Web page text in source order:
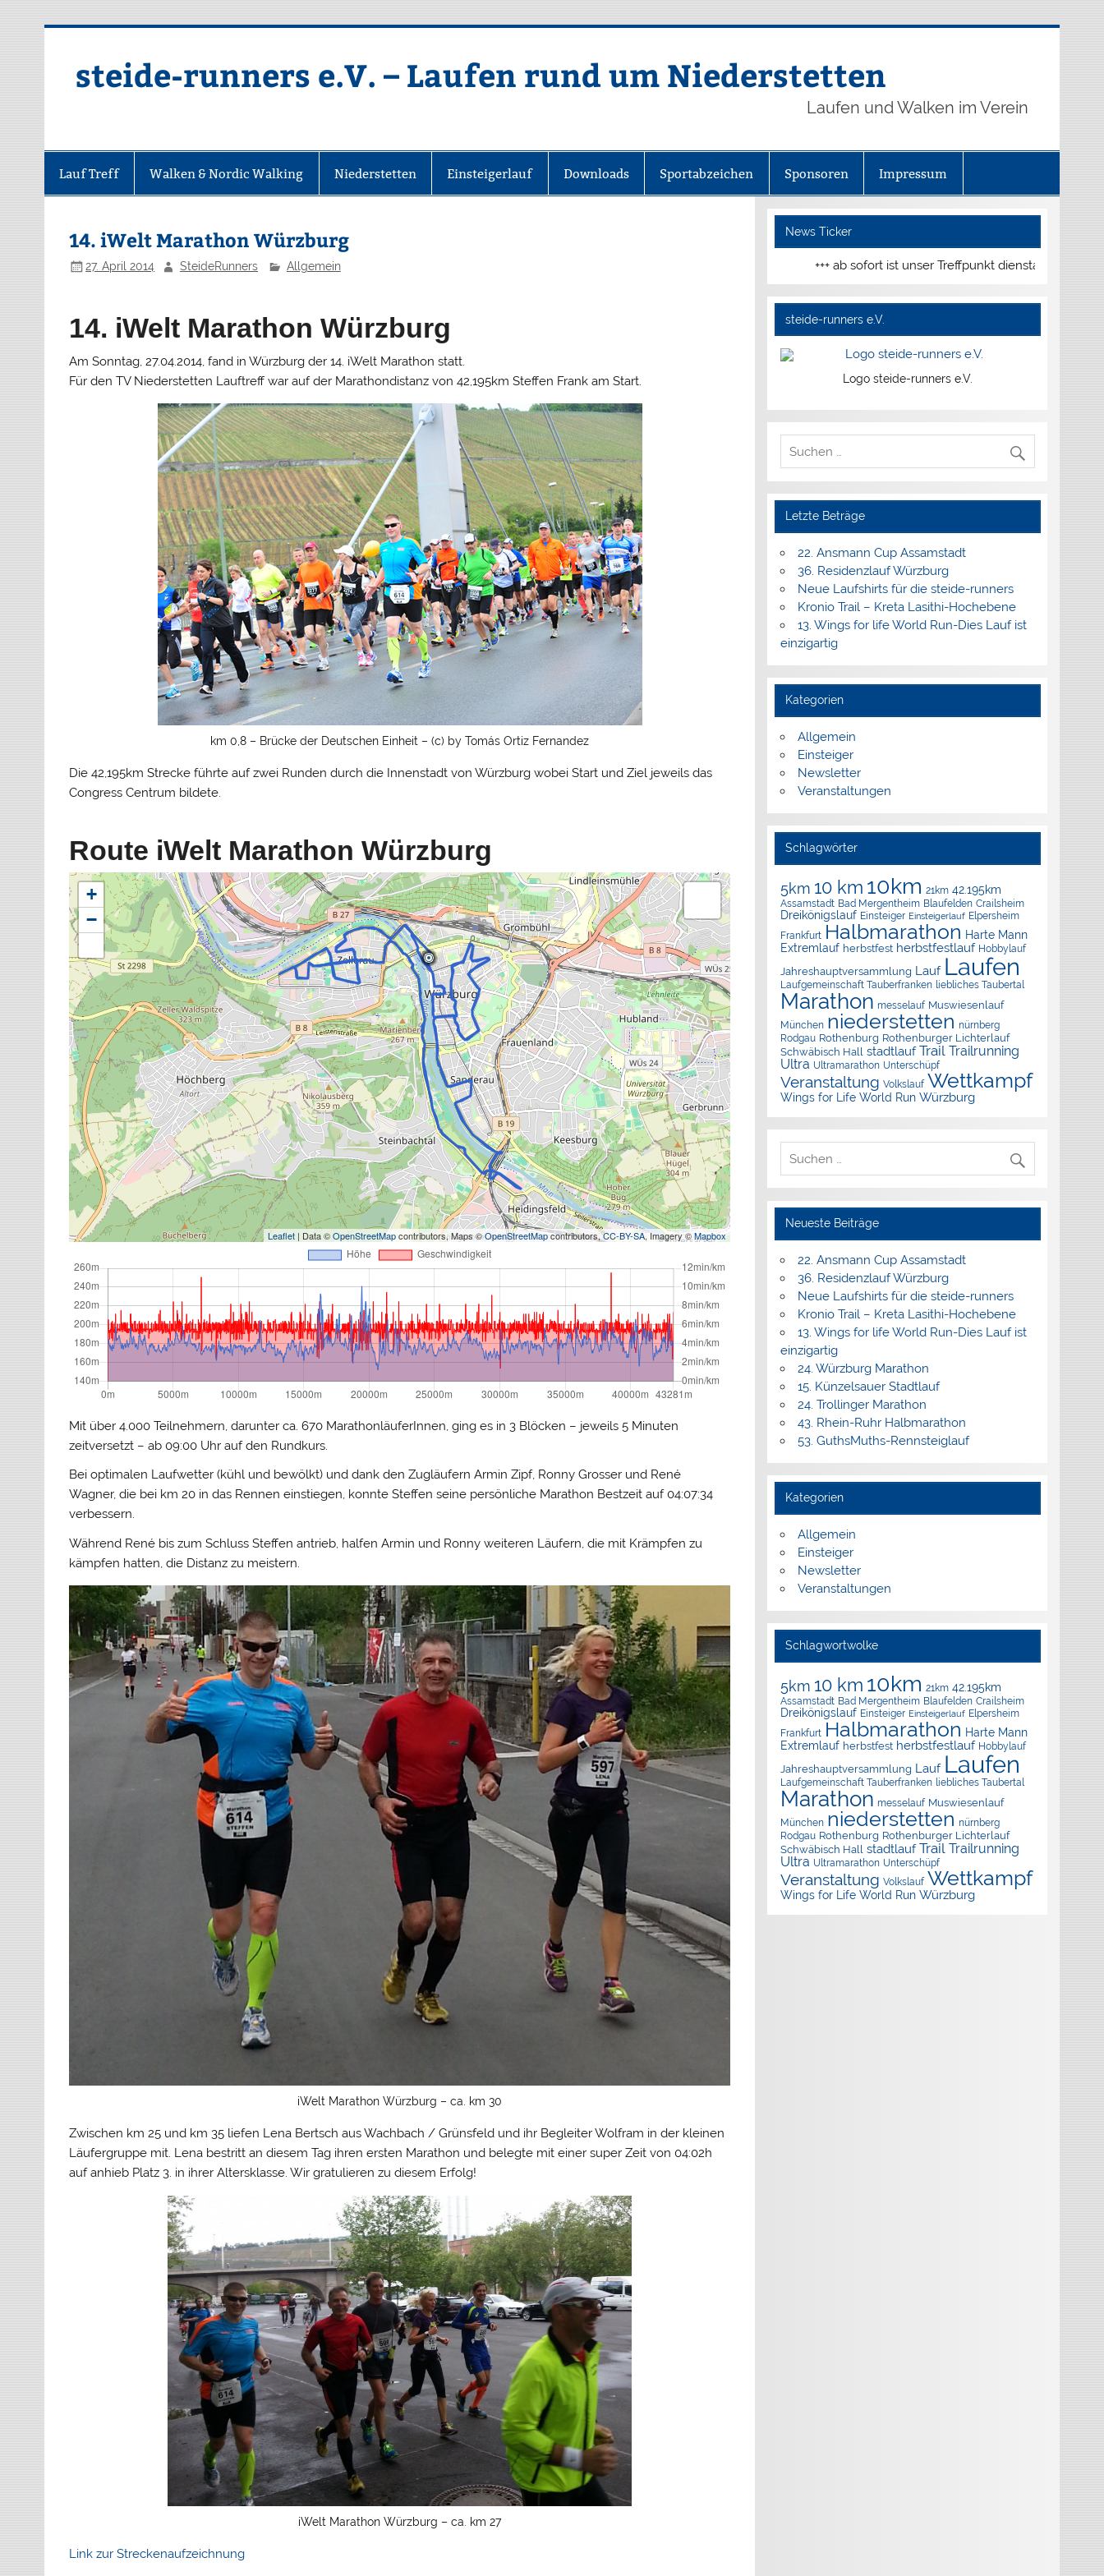
steide-runners e.V. – Laufen rund um Niederstetten
Laufen und Walken im Verein
Lauf Treff Walken & Nordic Walking Niederstetten Einsteigerlauf Downloads Sportabzeichen Sponsoren Impressum
14. iWelt Marathon Würzburg
27. April 2014 SteideRunners Allgemein
14. iWelt Marathon Würzburg
Am Sonntag, 27.04.2014, fand in Würzburg der 14. iWelt Marathon statt.
Für den TV Niederstetten Lauftreff war auf der Marathondistanz von 42,195km Steffen Frank am Start.
km 0,8 – Brücke der Deutschen Einheit – (c) by Tomás Ortiz Fernandez
Die 42,195km Strecke führte auf zwei Runden durch die Innenstadt von Würzburg wobei Start und Ziel jeweils das
Congress Centrum bildete.
Route iWelt Marathon Würzburg
+
−
Leaflet| Data ©OpenStreetMapcontributors, Maps ©OpenStreetMapcontributors,CC-BY-SA, Imagery ©Mapbox
Mit über 4.000 Teilnehmern, darunter ca. 670 MarathonläuferInnen, ging es in 3 Blöcken – jeweils 5 Minuten
zeitversetzt – ab 09:00 Uhr auf den Rundkurs.
Bei optimalen Laufwetter (kühl und bewölkt) und dank den Zugläufern Armin Zipf, Ronny Grosser und René
Wagner, die bei km 20 in das Rennen einstiegen, konnte Steffen seine persönliche Marathon Bestzeit auf 04:07:34
verbessern.
Während René bis zum Schluss Steffen antrieb, halfen Armin und Ronny weiteren Läufern, die mit Krämpfen zu
kämpfen hatten, die Distanz zu meistern.
iWelt Marathon Würzburg – ca. km 30
Zwischen km 25 und km 35 liefen Lena Bertsch aus Wachbach / Grünsfeld und ihr Begleiter Wolfram in der kleinen
Läufergruppe mit. Lena bestritt an diesem Tag ihren ersten Marathon und belegte mit einer super Zeit von 04:02h
auf anhieb Platz 3. in ihrer Altersklasse. Wir gratulieren zu diesem Erfolg!
iWelt Marathon Würzburg – ca. km 27
Link zur Streckenaufzeichnung
News Ticker
+++ ab sofort ist unser Treffpunkt dienstags und
steide-runners e.V.
Logo steide-runners e.V.
Letzte Beträge
22. Ansmann Cup Assamstadt
36. Residenzlauf Würzburg
Neue Laufshirts für die steide-runners
Kronio Trail – Kreta Lasithi-Hochebene
13. Wings for life World Run-Dies Lauf ist
einzigartig
Kategorien
Allgemein
Einsteiger
Newsletter
Veranstaltungen
Schlagwörter
5km 10 km 10km 21km 42.195km
Assamstadt Bad Mergentheim Blaufelden Crailsheim
Dreikönigslauf Einsteiger Einsteigerlauf Elpersheim
Frankfurt Halbmarathon Harte Mann
Extremlauf herbstfest herbstfestlauf Hobbylauf
Jahreshauptversammlung Lauf Laufen
Laufgemeinschaft Tauberfranken liebliches Taubertal
Marathon messelauf Muswiesenlauf
München niederstetten nürnberg
Rodgau Rothenburg Rothenburger Lichterlauf
Schwäbisch Hall stadtlauf Trail Trailrunning
Ultra Ultramarathon Unterschüpf
Veranstaltung Volkslauf Wettkampf
Wings for Life World Run Würzburg
Neueste Beiträge
22. Ansmann Cup Assamstadt
36. Residenzlauf Würzburg
Neue Laufshirts für die steide-runners
Kronio Trail – Kreta Lasithi-Hochebene
13. Wings for life World Run-Dies Lauf ist
einzigartig
24. Würzburg Marathon
15. Künzelsauer Stadtlauf
24. Trollinger Marathon
43. Rhein-Ruhr Halbmarathon
53. GuthsMuths-Rennsteiglauf
Kategorien
Allgemein
Einsteiger
Newsletter
Veranstaltungen
Schlagwortwolke
5km 10 km 10km 21km 42.195km
Assamstadt Bad Mergentheim Blaufelden Crailsheim
Dreikönigslauf Einsteiger Einsteigerlauf Elpersheim
Frankfurt Halbmarathon Harte Mann
Extremlauf herbstfest herbstfestlauf Hobbylauf
Jahreshauptversammlung Lauf Laufen
Laufgemeinschaft Tauberfranken liebliches Taubertal
Marathon messelauf Muswiesenlauf
München niederstetten nürnberg
Rodgau Rothenburg Rothenburger Lichterlauf
Schwäbisch Hall stadtlauf Trail Trailrunning
Ultra Ultramarathon Unterschüpf
Veranstaltung Volkslauf Wettkampf
Wings for Life World Run Würzburg